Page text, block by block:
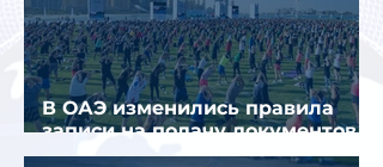
В ОАЭ изменились правила
записи на подачу документов
для визы в Испанию